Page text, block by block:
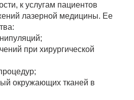
к услугам пациентов
лазерной медицины. Ее
при хирургической
окружающих тканей в